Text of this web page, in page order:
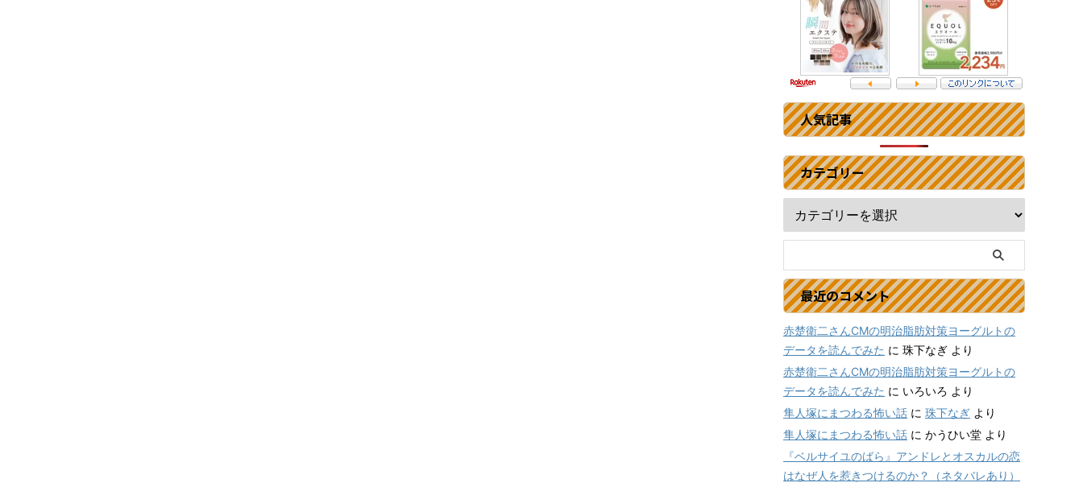
人気記事
カテゴリー
最近のコメント
赤楚衛二さんCMの明治脂肪対策ヨーグルトの
データを読んでみた に 珠下なぎ より
赤楚衛二さんCMの明治脂肪対策ヨーグルトの
データを読んでみた に いろいろ より
隼人塚にまつわる怖い話 に 珠下なぎ より
隼人塚にまつわる怖い話 に かうひい堂 より
『ベルサイユのばら』アンドレとオスカルの恋
はなぜ人を惹きつけるのか？（ネタバレあり）